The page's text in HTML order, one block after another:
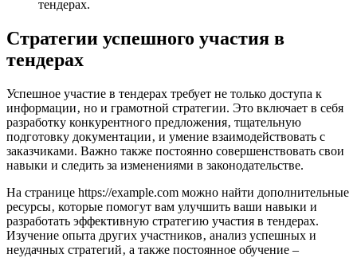
тендерах.
Стратегии успешного участия в
тендерах
Успешное участие в тендерах требует не только доступа к
информации‚ но и грамотной стратегии. Это включает в себя
разработку конкурентного предложения‚ тщательную
подготовку документации‚ и умение взаимодействовать с
заказчиками. Важно также постоянно совершенствовать свои
навыки и следить за изменениями в законодательстве.
На странице https://example.com можно найти дополнительные
ресурсы‚ которые помогут вам улучшить ваши навыки и
разработать эффективную стратегию участия в тендерах.
Изучение опыта других участников‚ анализ успешных и
неудачных стратегий‚ а также постоянное обучение –